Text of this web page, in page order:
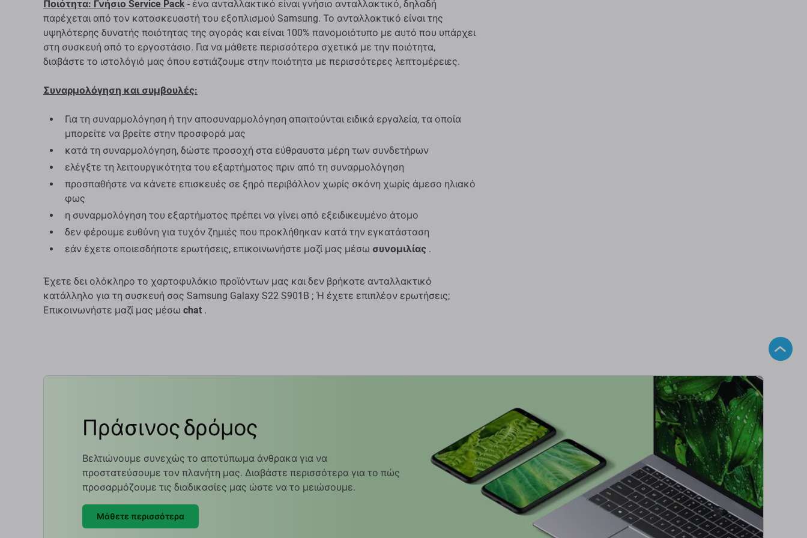
Ποιότητα: Γνήσιο Service Pack - ένα ανταλλακτικό είναι γνήσιο ανταλλακτικό, δηλαδή
παρέχεται από τον κατασκευαστή του εξοπλισμού Samsung. Το ανταλλακτικό είναι της
υψηλότερης δυνατής ποιότητας της αγοράς και είναι 100% πανομοιότυπο με αυτό που υπάρχει
στη συσκευή από το εργοστάσιο. Για να μάθετε περισσότερα σχετικά με την ποιότητα,
διαβάστε το ιστολόγιό μας όπου εστιάζουμε στην ποιότητα με περισσότερες λεπτομέρειες.
Συναρμολόγηση και συμβουλές:
Για τη συναρμολόγηση ή την αποσυναρμολόγηση απαιτούνται ειδικά εργαλεία, τα οποία
μπορείτε να βρείτε στην προσφορά μας
κατά τη συναρμολόγηση, δώστε προσοχή στα εύθραυστα μέρη των συνδετήρων
ελέγξτε τη λειτουργικότητα του εξαρτήματος πριν από τη συναρμολόγηση
προσπαθήστε να κάνετε επισκευές σε ξηρό περιβάλλον χωρίς σκόνη χωρίς άμεσο ηλιακό
φως
η συναρμολόγηση του εξαρτήματος πρέπει να γίνει από εξειδικευμένο άτομο
δεν φέρουμε ευθύνη για τυχόν ζημιές που προκλήθηκαν κατά την εγκατάσταση
εάν έχετε οποιεσδήποτε ερωτήσεις, επικοινωνήστε μαζί μας μέσω συνομιλίας .
Έχετε δει ολόκληρο το χαρτοφυλάκιο προϊόντων μας και δεν βρήκατε ανταλλακτικό
κατάλληλο για τη συσκευή σας Samsung Galaxy S22 S901B ; Ή έχετε επιπλέον ερωτήσεις;
Επικοινωνήστε μαζί μας μέσω chat .
Πράσινος δρόμος
Βελτιώνουμε συνεχώς το αποτύπωμα άνθρακα για να
προστατεύσουμε τον πλανήτη μας. Διαβάστε περισσότερα για το πώς
προσαρμόζουμε τις διαδικασίες μας ώστε να το μειώσουμε.
Μάθετε περισσότερα